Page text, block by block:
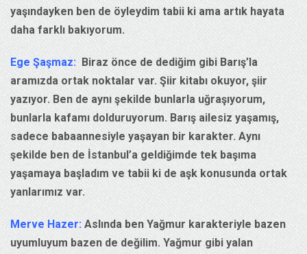
yaşındayken ben de öyleydim tabii ki ama artık hayata
daha farklı bakıyorum.
Ege Şaşmaz: Biraz önce de dediğim gibi Barış’la
aramızda ortak noktalar var. Şiir kitabı okuyor, şiir
yazıyor. Ben de aynı şekilde bunlarla uğraşıyorum,
bunlarla kafamı dolduruyorum. Barış ailesiz yaşamış,
sadece babaannesiyle yaşayan bir karakter. Aynı
şekilde ben de İstanbul’a geldiğimde tek başıma
yaşamaya başladım ve tabii ki de aşk konusunda ortak
yanlarımız var.
Merve Hazer: Aslında ben Yağmur karakteriyle bazen
uyumluyum bazen de değilim. Yağmur gibi yalan